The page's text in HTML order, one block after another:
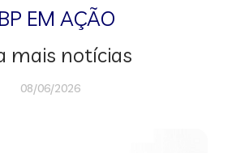
EM AÇÃO
mais notícias
08/06/2026